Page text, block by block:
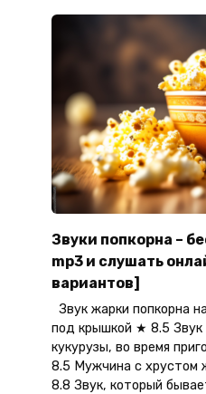
Звуки попкорна –
mp3 и слушать
вариантов]
Звук жарки попкорна
под крышкой ★ 8.5
кукурузы, во время
8.5 Мужчина с хрустом
8.8 Звук, который